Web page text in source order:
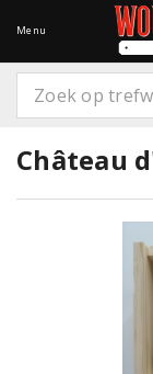
Menu
Château